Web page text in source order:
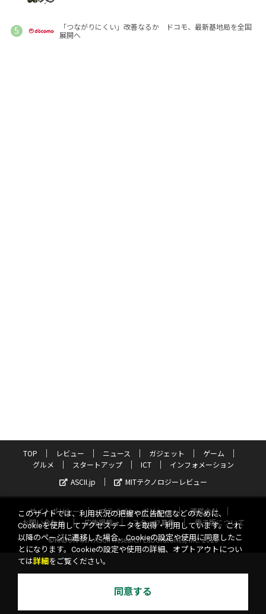
「つながりにくい」改善なるか ドコモ、最新基地局を全国
展開へ
TOP レビュー ニュース ガジェット
ゲーム
グルメ
スタートアップ ICT
インフォメーション
ASCII.jp
MITテクノロジーレビュー
サイトポリシー プライバシーポリシー
運営会社
お問い合わせ
広告掲載 スタッフ募集
電子版について
©KADOKAWA ASCII Research Laboratories, Inc. 2026
このサイトでは、利用状況の把握や広告配信などのために、
Cookieを使用してアクセスデータを取得・利用しています。これ
以降のページに遷移した場合、Cookieの設定や使用に同意したこ
とになります。Cookieの設定や使用の詳細、オプトアウトについ
ては詳細 をご覧ください。
同意する